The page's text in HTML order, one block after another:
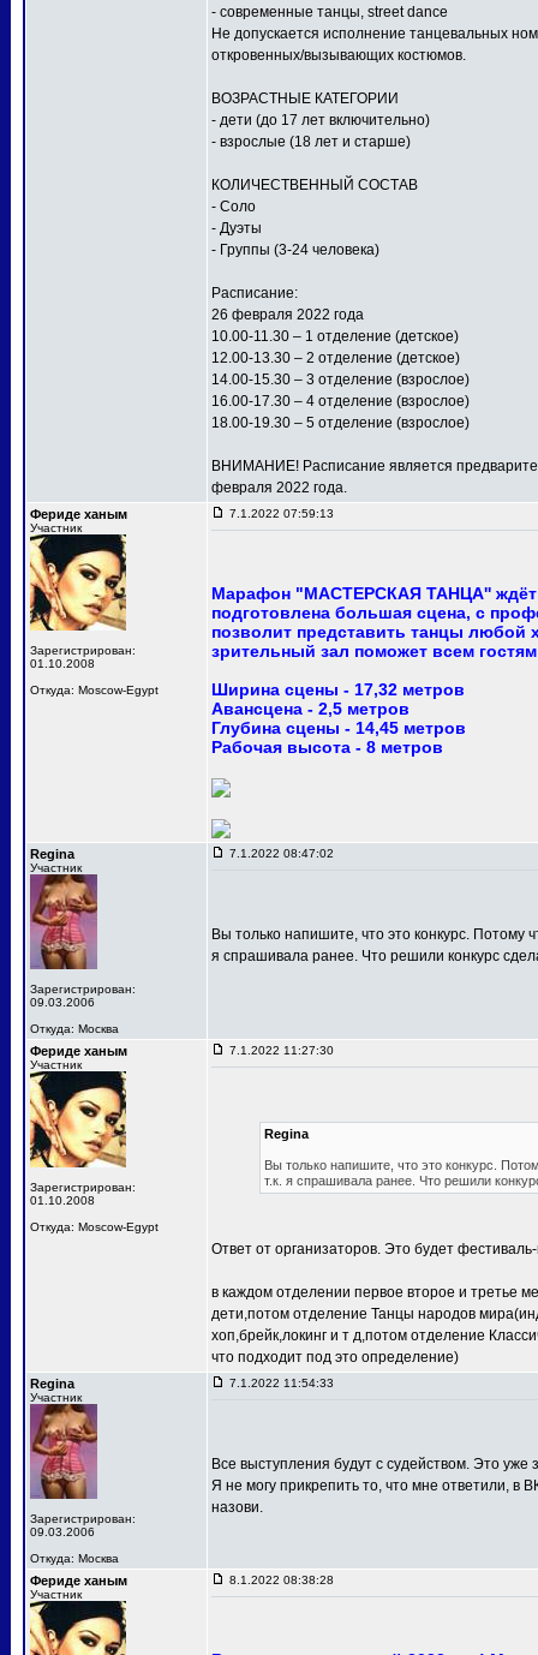
- современные танцы, street dance
Не допускается исполнение танцевальных
откровенных/вызывающих костюмов.
ВОЗРАСТНЫЕ КАТЕГОРИИ
- дети (до 17 лет включительно)
- взрослые (18 лет и старше)
КОЛИЧЕСТВЕННЫЙ СОСТАВ
- Соло
- Дуэты
- Группы (3-24 человека)
Расписание:
26 февраля 2022 года
10.00-11.30 – 1 отделение (детское)
12.00-13.30 – 2 отделение (детское)
14.00-15.30 – 3 отделение (взрослое)
16.00-17.30 – 4 отделение (взрослое)
18.00-19.30 – 5 отделение (взрослое)
ВНИМАНИЕ! Расписание является
февраля 2022 года.
Фериде ханым
Участник
Зарегистрирован:
01.10.2008
Откуда: Moscow-Egypt
7.1.2022 07:59:13
Марафон "МАСТЕРСКАЯ ТАНЦА'' ждёт
подготовлена большая сцена, с
позволит представить танцы
зрительный зал поможет всем
Ширина сцены - 17,32 метров
Авансцена - 2,5 метров
Глубина сцены - 14,45 метров
Рабочая высота - 8 метров
Regina
Участник
Зарегистрирован:
09.03.2006
Откуда: Москва
7.1.2022 08:47:02
Вы только напишите, что это конкурс. Потому
я спрашивала ранее. Что решили конкурс
Фериде ханым
Участник
Зарегистрирован:
01.10.2008
Откуда: Moscow-Egypt
7.1.2022 11:27:30
Regina
Вы только напишите, что это конкурс.
т.к. я спрашивала ранее. Что решили
Ответ от организаторов. Это будет фестиваль-
в каждом отделении первое второе и третье
дети,потом отделение Танцы народов
хоп,брейк,локинг и т д,потом отделение
что подходит под это определение)
Regina
Участник
Зарегистрирован:
09.03.2006
Откуда: Москва
7.1.2022 11:54:33
Все выступления будут с судейством. Это уже
Я не могу прикрепить то, что мне ответили, в
назови.
Фериде ханым
Участник
8.1.2022 08:38:28